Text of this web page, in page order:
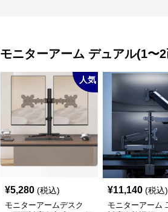
モニターアーム デュアル(1〜
人気
¥5,280 (税込)
モニターアームデスク
¥11,140 (税込)
モニターアーム